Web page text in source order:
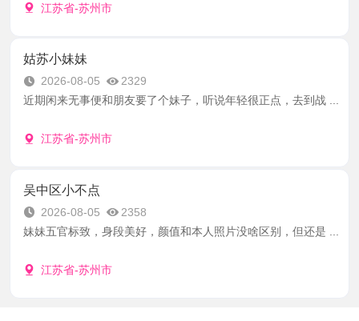
江苏省-苏州市
姑苏小妹妹
2026-08-05
2329
近期闲来无事便和朋友要了个妹子，听说年轻很正点，去到战 ...
江苏省-苏州市
吴中区小不点
2026-08-05
2358
妹妹五官标致，身段美好，颜值和本人照片没啥区别，但还是 ...
江苏省-苏州市